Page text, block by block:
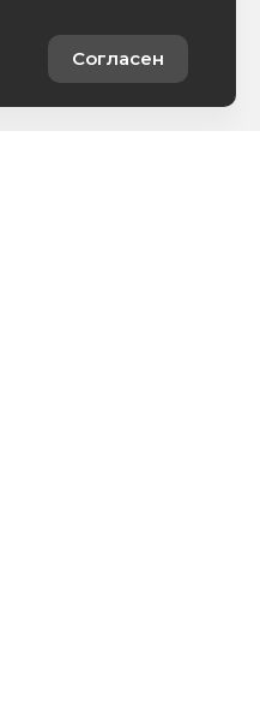
Согласен